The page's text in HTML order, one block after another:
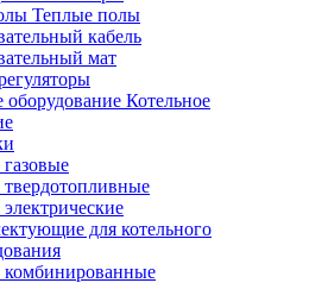
Теплые полы
кабель
мат
Котельное
для котельного